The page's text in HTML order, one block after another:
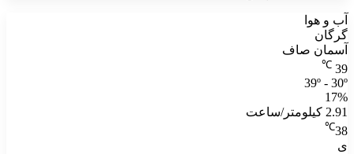
آب و هوا
گرگان
آسمان صاف
39
℃
39º - 30º
17%
2.91 کیلومتر/ساعت
38
℃
ی